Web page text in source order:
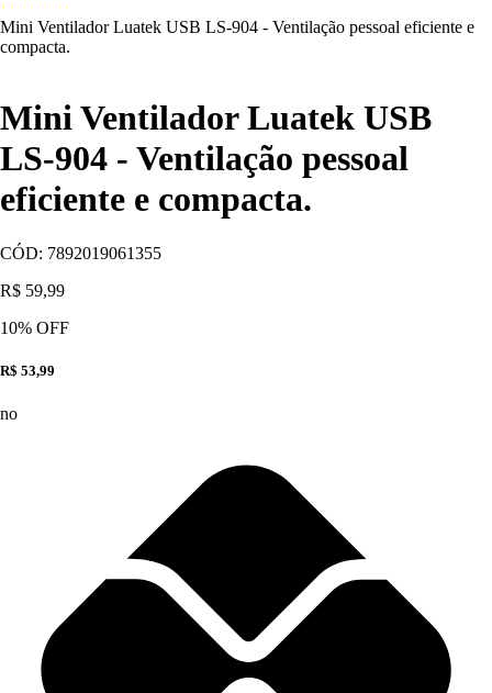
Mini Ventilador Luatek USB LS-904 - Ventilação pessoal eficiente e
compacta.
Mini Ventilador Luatek USB
LS-904 - Ventilação pessoal
eficiente e compacta.
CÓD: 7892019061355
R$ 59,99
10% OFF
R$ 53,99
no